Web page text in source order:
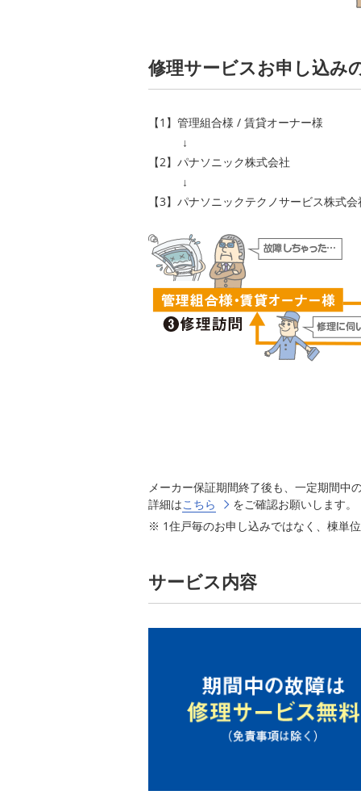
修理サービスお申し込み
【1】管理組合様 / 賃貸オーナー様
【2】パナソニック株式会社
【3】パナソニックテクノサービス株式会
メーカー保証期間終了後も、一定期間中
詳細はこちら
をご確認お願いします。
1住戸毎のお申し込みではなく、棟単
サービス内容